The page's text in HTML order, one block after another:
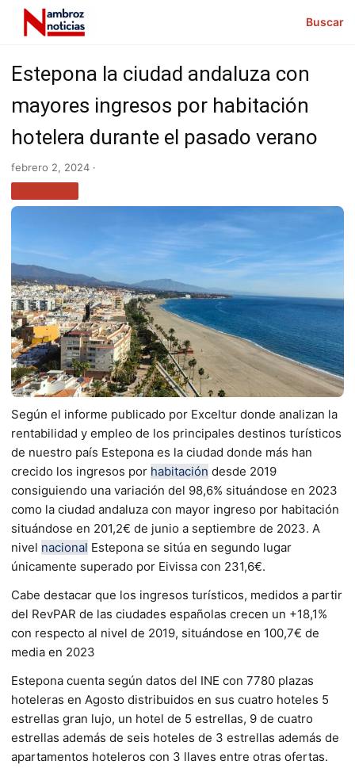
Buscar
Estepona la ciudad andaluza con
mayores ingresos por habitación
hotelera durante el pasado verano
febrero 2, 2024 ·
Según el informe publicado por Exceltur donde analizan la
rentabilidad y empleo de los principales destinos turísticos
de nuestro país Estepona es la ciudad donde más han
crecido los ingresos por habitación desde 2019
consiguiendo una variación del 98,6% situándose en 2023
como la ciudad andaluza con mayor ingreso por habitación
situándose en 201,2€ de junio a septiembre de 2023. A
nivel nacional Estepona se sitúa en segundo lugar
únicamente superado por Eivissa con 231,6€.
Cabe destacar que los ingresos turísticos, medidos a partir
del RevPAR de las ciudades españolas crecen un +18,1%
con respecto al nivel de 2019, situándose en 100,7€ de
media en 2023
Estepona cuenta según datos del INE con 7780 plazas
hoteleras en Agosto distribuidos en sus cuatro hoteles 5
estrellas gran lujo, un hotel de 5 estrellas, 9 de cuatro
estrellas además de seis hoteles de 3 estrellas además de
apartamentos hoteleros con 3 llaves entre otras ofertas.